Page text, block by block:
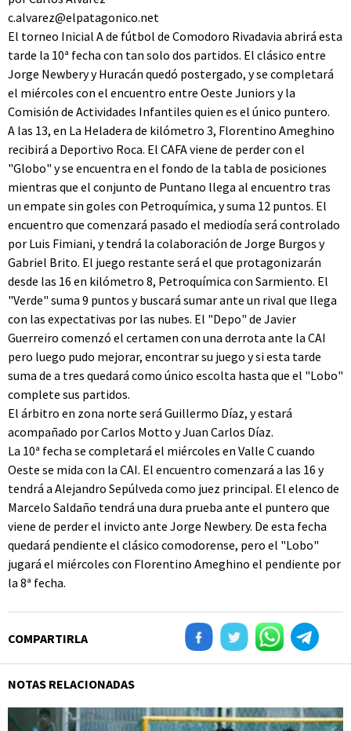
c.alvarez@elpatagonico.net
El torneo Inicial A de fútbol de Comodoro Rivadavia abrirá esta
tarde la 10ª fecha con tan solo dos partidos. El clásico entre
Jorge Newbery y Huracán quedó postergado, y se completará
el miércoles con el encuentro entre Oeste Juniors y la
Comisión de Actividades Infantiles quien es el único puntero.
A las 13, en La Heladera de kilómetro 3, Florentino Ameghino
recibirá a Deportivo Roca. El CAFA viene de perder con el
"Globo" y se encuentra en el fondo de la tabla de posiciones
mientras que el conjunto de Puntano llega al encuentro tras
un empate sin goles con Petroquímica, y suma 12 puntos. El
encuentro que comenzará pasado el mediodía será controlado
por Luis Fimiani, y tendrá la colaboración de Jorge Burgos y
Gabriel Brito. El juego restante será el que protagonizarán
desde las 16 en kilómetro 8, Petroquímica con Sarmiento. El
"Verde" suma 9 puntos y buscará sumar ante un rival que llega
con las expectativas por las nubes. El "Depo" de Javier
Guerreiro comenzó el certamen con una derrota ante la CAI
pero luego pudo mejorar, encontrar su juego y si esta tarde
suma de a tres quedará como único escolta hasta que el "Lobo"
complete sus partidos.
El árbitro en zona norte será Guillermo Díaz, y estará
acompañado por Carlos Motto y Juan Carlos Díaz.
La 10ª fecha se completará el miércoles en Valle C cuando
Oeste se mida con la CAI. El encuentro comenzará a las 16 y
tendrá a Alejandro Sepúlveda como juez principal. El elenco de
Marcelo Saldaño tendrá una dura prueba ante el puntero que
viene de perder el invicto ante Jorge Newbery. De esta fecha
quedará pendiente el clásico comodorense, pero el "Lobo"
jugará el miércoles con Florentino Ameghino el pendiente por
la 8ª fecha.
COMPARTIRLA
NOTAS RELACIONADAS